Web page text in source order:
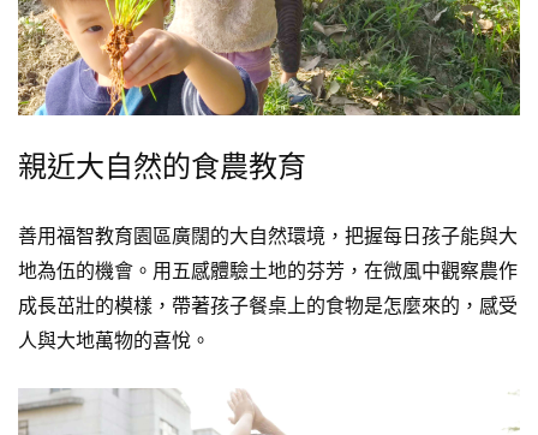
親近大自然的食農教育
善用福智教育園區廣闊的大自然環境，把握每日孩子能與大
地為伍的機會。用五感體驗土地的芬芳，在微風中觀察農作
成長茁壯的模樣，帶著孩子餐桌上的食物是怎麼來的，感受
人與大地萬物的喜悅。